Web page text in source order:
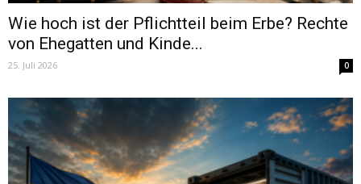
Wie hoch ist der Pflichtteil beim Erbe? Rechte
von Ehegatten und Kinde...
25. Juli 2026 0